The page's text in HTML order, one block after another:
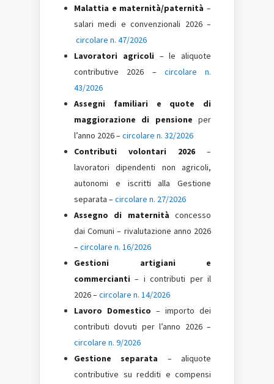
Malattia e maternità/paternità –
salari medi e convenzionali 2026 –
circolare n. 47/2026
Lavoratori agricoli – le aliquote
contributive 2026 – circolare n.
43/2026
Assegni familiari e quote di
maggiorazione di pensione per
l’anno 2026 –circolare n. 32/2026
Contributi volontari 2026 –
lavoratori dipendenti non agricoli,
autonomi e iscritti alla Gestione
separata –circolare n. 27/2026
Assegno di maternità concesso
dai Comuni – rivalutazione anno 2026
–circolare n. 16/2026
Gestioni artigiani e
commercianti – i contributi per il
2026 –circolare n. 14/2026
Lavoro Domestico – importo dei
contributi dovuti per l’anno 2026 –
circolare n. 9/2026
Gestione separata – aliquote
contributive su redditi e compensi